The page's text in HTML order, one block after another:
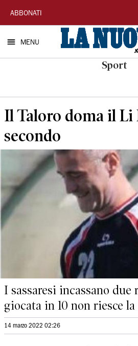
La
Nuova
Sardegna
ABBONATI
MENU
Sport
Il Taloro doma il Li
secondo
I sassaresi incassano due
giocata in 10 non riesce
14 marzo 2022 02:26